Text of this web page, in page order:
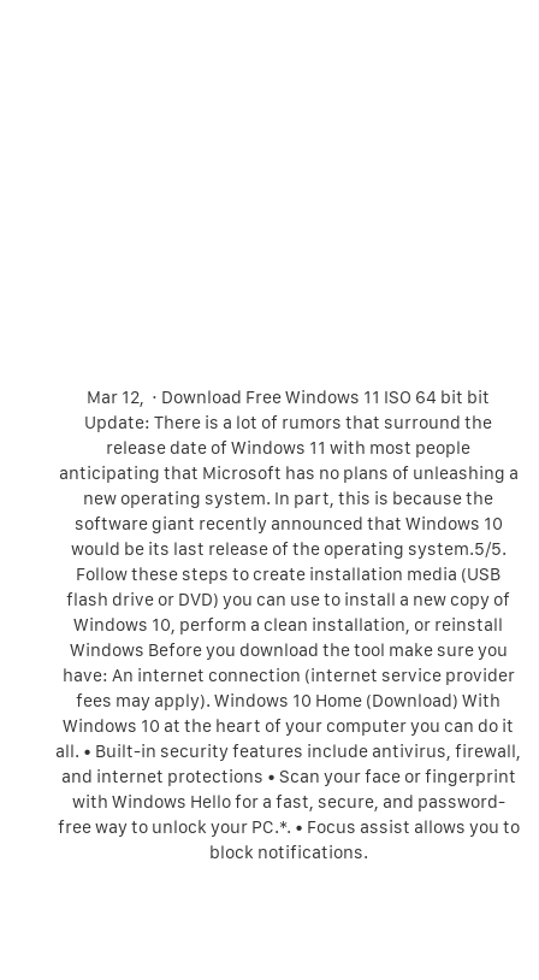
Mar 12, · Download Free Windows 11 ISO 64 bit bit
Update: There is a lot of rumors that surround the
release date of Windows 11 with most people
anticipating that Microsoft has no plans of unleashing a
new operating system. In part, this is because the
software giant recently announced that Windows 10
would be its last release of the operating system.5/5.
Follow these steps to create installation media (USB
flash drive or DVD) you can use to install a new copy of
Windows 10, perform a clean installation, or reinstall
Windows Before you download the tool make sure you
have: An internet connection (internet service provider
fees may apply). Windows 10 Home (Download) With
Windows 10 at the heart of your computer you can do it
all. • Built-in security features include antivirus, firewall,
and internet protections • Scan your face or fingerprint
with Windows Hello for a fast, secure, and password-
free way to unlock your PC.*. • Focus assist allows you to
block notifications.